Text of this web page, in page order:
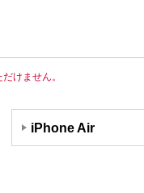
けません。
iPhone Air